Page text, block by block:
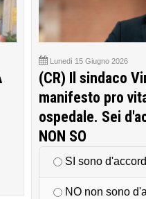
Lunedì 15 Giugno 2026
(CR) Il sindaco
manifesto pro
ospedale. Sei
NON SO
SI sono
NO non sono